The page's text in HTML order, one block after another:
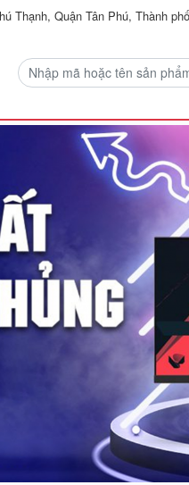
Thạnh, Quận Tân Phú, Thành